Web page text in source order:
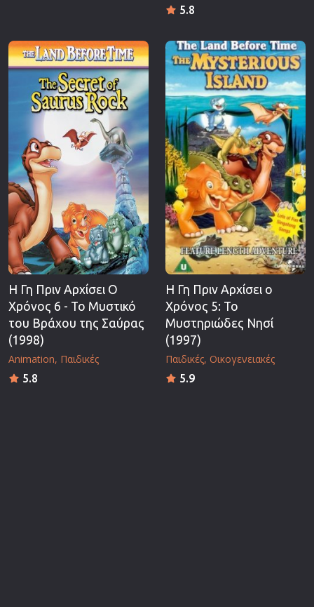
5.8
Η Γη Πριν Αρχίσει Ο
Χρόνος 6 - Το Μυστικό
του Βράχου της Σαύρας
(1998)
Animation Παιδικές
5.8
Η Γη Πριν Αρχίσει ο
Χρόνος 5: Το
Μυστηριώδες Νησί
(1997)
Παιδικές Οικογενειακές
5.9